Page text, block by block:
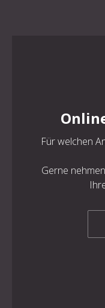
Für welchen
Gerne